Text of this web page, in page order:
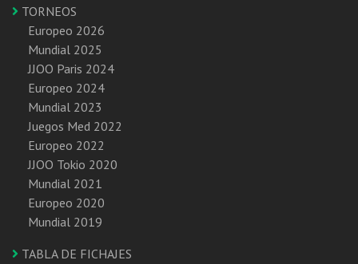
TORNEOS
Europeo 2026
Mundial 2025
JJOO Paris 2024
Europeo 2024
Mundial 2023
Juegos Med 2022
Europeo 2022
JJOO Tokio 2020
Mundial 2021
Europeo 2020
Mundial 2019
TABLA DE FICHAJES